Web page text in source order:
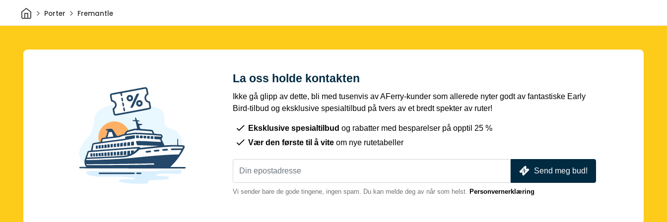
HjemPorter Fremantle
La oss holde kontakten
Ikke gå glipp av dette, bli med tusenvis av AFerry-kunder som allerede nyter godt av fantastiske Early
Bird-tilbud og eksklusive spesialtilbud på tvers av et bredt spekter av ruter!
Eksklusive spesialtilbud og rabatter med besparelser på opptil 25 %
Vær den første til å vite om nye rutetabeller
Send meg bud!
Vi sender bare de gode tingene, ingen spam. Du kan melde deg av når som helst. Personvernerklæring